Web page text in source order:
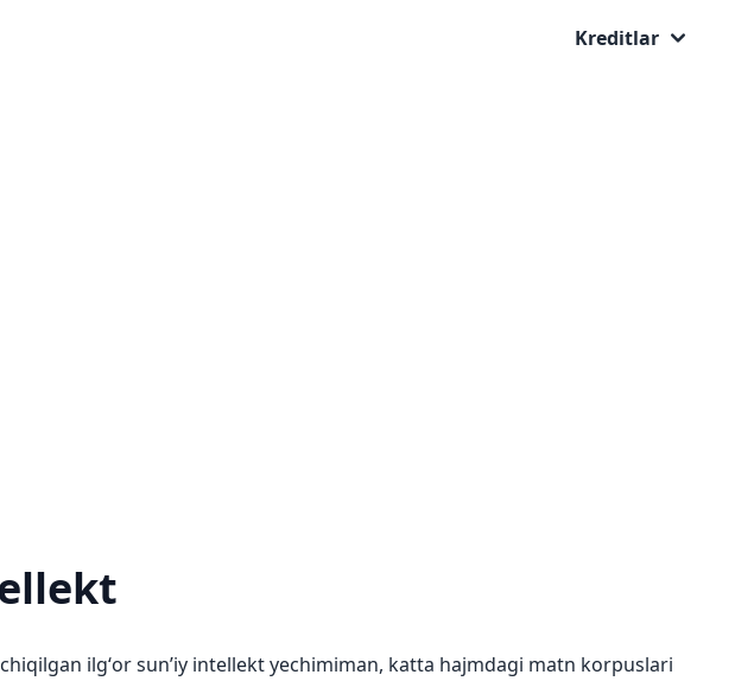
Kreditlar
ilgʻor sunʼiy intellekt yechimiman, katta hajmdagi matn korpuslari